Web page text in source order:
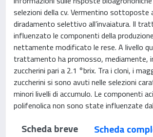
selezioni della cv. Vermentino sottoposte
diradamento selettivo all’invaiatura. Il
influenzato le componenti della
nettamente modificato le rese. A livello
trattamento ha promosso, mediamente,
zuccherini pari a 2.1 °brix. Tra i cloni, i
zuccherini si sono avuti nelle selezioni
minori livelli di accumulo. Le componenti
polifenolica non sono state influenzate
Scheda breve
Scheda